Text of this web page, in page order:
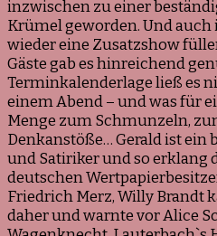
Wolf
inzwischen zu einer
Krümel geworden. Und
wieder eine Zusatzshow
Gäste gab es hinreichend
Terminkalenderlage ließ es
einem Abend – und was für
Menge zum Schmunzeln,
Denkanstöße… Gerald ist ein
und Satiriker und so erklang
deutschen
Friedrich Merz, Willy Brandt
daher und warnte vor Alice